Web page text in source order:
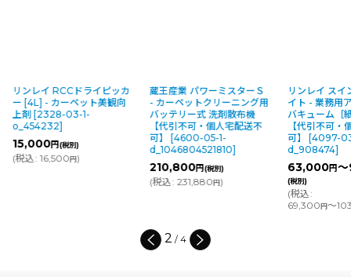
リンレイ RCCドライピッカ
ー [4L] - カーペット美観向
上剤 [2328-03-1-
o_454232]
15,000円(税別)
(税込: 16,500円)
蔵王産業 パワーミスターＳ
- カーペットクリーニング用
バッテリー式 洗剤散布機
【代引不可・個人宅配送不
可】
[4600-05-1-
d_1046804521810]
210,800円(税別)
(税込: 231,880円)
リンレイ スイ
イト - 業務用
バキューム［
【代引不可・
可】
[4097-
d_908474]
63,000円
(税別)
(税込:
69,300円～
2 / 4